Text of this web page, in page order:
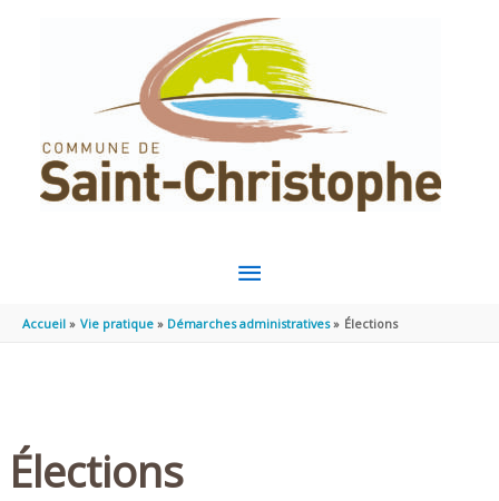
MENU
PRINCIPAL
Accueil Vie pratique Démarches administratives Élections
Élections